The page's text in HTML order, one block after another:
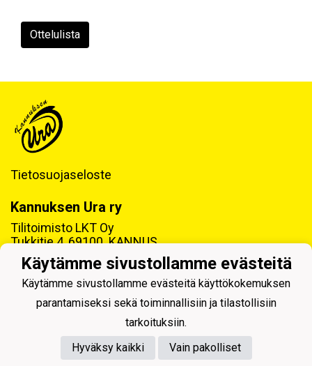
Ottelulista
Tietosuojaseloste
Kannuksen Ura ry
Tilitoimisto LKT Oy
Tukkitie 4, 69100 KANNUS
Y-tunnus: 0218992-7
Powered by
Käytämme sivustollamme evästeitä
Käytämme sivustollamme evästeitä käyttökokemuksen
parantamiseksi sekä toiminnallisiin ja tilastollisiin
tarkoituksiin.
Hyväksy kaikki
Vain pakolliset